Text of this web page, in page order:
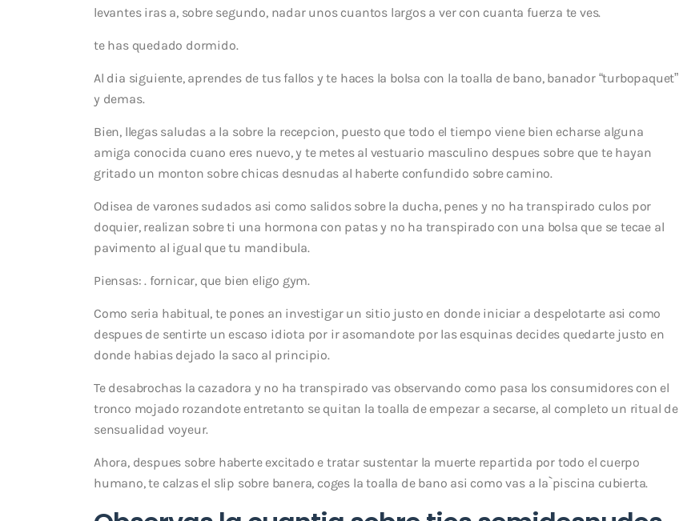
levantes iras a, sobre segundo, nadar unos cuantos largos a ver con cuanta fuerza te ves.
te has quedado dormido.
Al dia siguiente, aprendes de tus fallos y te haces la bolsa con la toalla de bano, banador “turbopaquet”
y demas.
Bien, llegas saludas a la sobre la recepcion, puesto que todo el tiempo viene bien echarse alguna
amiga conocida cuano eres nuevo, y te metes al vestuario masculino despues sobre que te hayan
gritado un monton sobre chicas desnudas al haberte confundido sobre camino.
Odisea de varones sudados asi­ como salidos sobre la ducha, penes y no ha transpirado culos por
doquier, realizan sobre ti una hormona con patas y no ha transpirado con una bolsa que se tecae al
pavimento al igual que tu mandibula.
Piensas: . fornicar, que bien eligo gym.
Como seri­a habitual, te pones an investigar un sitio justo en donde iniciar a despelotarte asi­ como
despues de sentirte un escaso idiota por ir asomandote por las esquinas decides quedarte justo en
donde habias dejado la saco al principio.
Te desabrochas la cazadora y no ha transpirado vas observando como pasa los consumidores con el
tronco mojado rozandote entretanto se quitan la toalla de empezar a secarse, al completo un ritual de
sensualidad voyeur.
Ahora, despues sobre haberte excitado e tratar sustentar la muerte repartida por todo el cuerpo
humano, te calzas el slip sobre banera, coges la toalla de bano asi­ como vas a la`piscina cubierta.